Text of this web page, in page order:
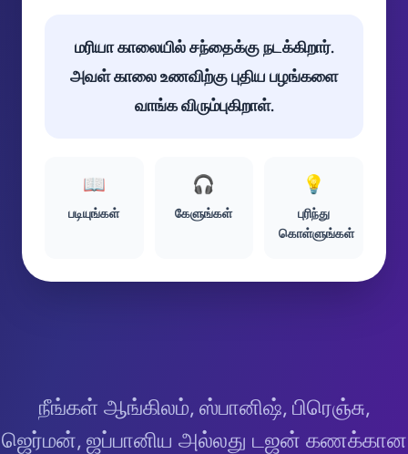
மரியா காலையில் சந்தைக்கு நடக்கிறார்.
அவள் காலை உணவிற்கு புதிய பழங்களை
வாங்க விரும்புகிறாள்.
📖
படியுங்கள்
🎧
கேளுங்கள்
💡
புரிந்து
கொள்ளுங்கள்
நீங்கள் ஆங்கிலம், ஸ்பானிஷ், பிரெஞ்சு,
ஜெர்மன், ஜப்பானிய அல்லது டஜன் கணக்கான